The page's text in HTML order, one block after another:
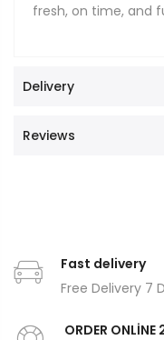
fresh, on time, and
Delivery
Reviews
Fast delivery
Free Delivery 7
ORDER